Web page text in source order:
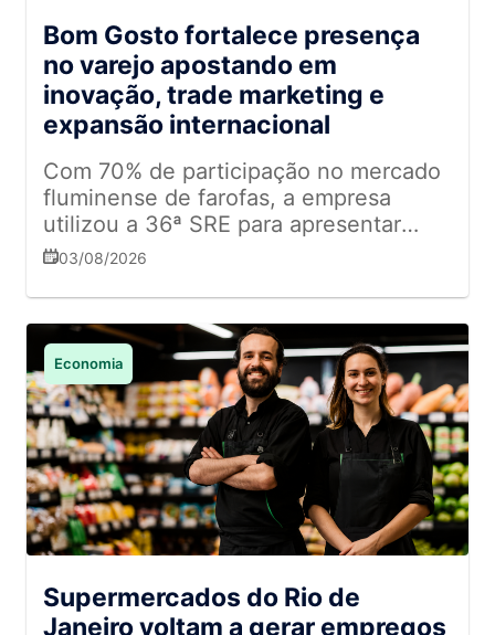
Bom Gosto fortalece presença
no varejo apostando em
inovação, trade marketing e
expansão internacional
Com 70% de participação no mercado
fluminense de farofas, a empresa
utilizou a 36ª SRE para apresentar
números expressivos e anunciar
03/08/2026
Economia
Supermercados do Rio de
Janeiro voltam a gerar empregos